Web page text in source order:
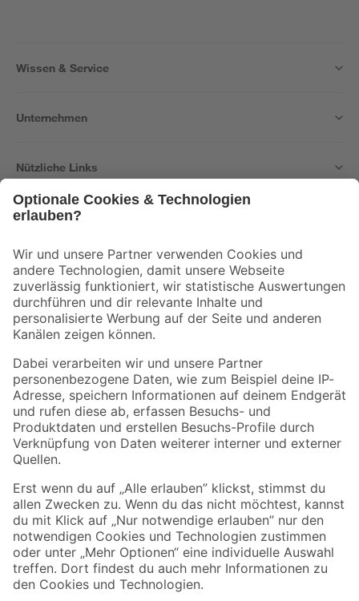
Wissen & Service
Unternehmen
Nützliche Links
Der toom Newsletter: Keine Angebote und Aktionen mehr verpassen!
Zur Newsletter Anmeldung
Folge uns
Zahlungsarten Versandarten
Sicher einkaufen
Jetzt die toom-App herunterladen